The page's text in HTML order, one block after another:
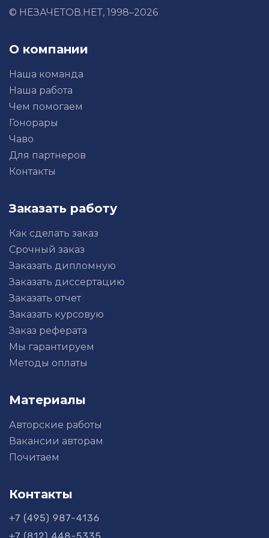
стороны.
предприятия ОАО «Газпром» и
© НЕЗАЧЕТОВ.НЕТ, 1998–2026
О компании
Наша команда
Наша работа
Чем помогаем
Гонорары
Чаво
Для партнеров
Контакты
Заказать работу
Как сделать заказ
Срочный заказ
Заказать дипломную
Заказать диссертацию
Заказать отчет
Заказать курсовую
Заказ реферата
Мы гарантируем
Методы оплаты
Материалы
Авторские работы
Вакансии авторам
Почитаем
Контакты